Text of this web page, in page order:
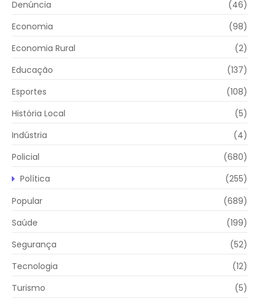
Denúncia
(46)
Economia
(98)
Economia Rural
(2)
Educação
(137)
Esportes
(108)
História Local
(5)
Indústria
(4)
Policial
(680)
Política
(255)
Popular
(689)
Saúde
(199)
Segurança
(52)
Tecnologia
(12)
Turismo
(5)